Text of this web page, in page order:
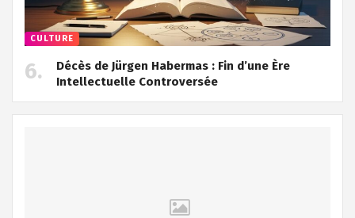
CULTURE
Décès de Jürgen Habermas : Fin d’une Ère
Intellectuelle Controversée